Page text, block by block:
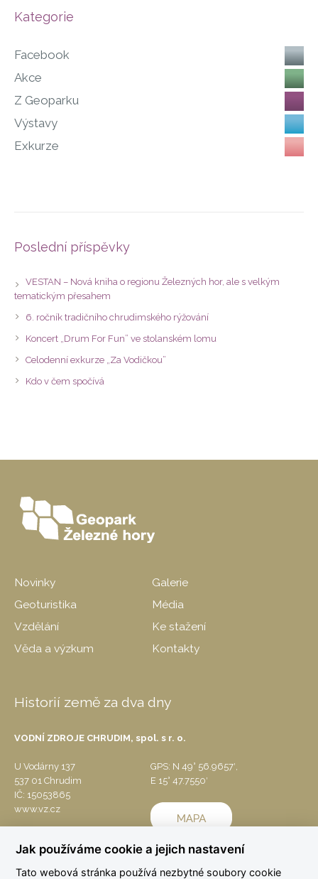
Kategorie
Facebook
Akce
Z Geoparku
Výstavy
Exkurze
Poslední příspěvky
VESTAN – Nová kniha o regionu Železných hor, ale s velkým
tematickým přesahem
6. ročník tradičního chrudimského rýžování
Koncert „Drum For Fun” ve stolanském lomu
Celodenní exkurze „Za Vodičkou”
Kdo v čem spočívá
Novinky
Geoturistika
Vzdělání
Věda a výzkum
Galerie
Média
Ke stažení
Kontakty
Historií země za dva dny
VODNÍ ZDROJE CHRUDIM, spol. s r. o.
U Vodárny 137
537 01 Chrudim
IČ: 15053865
www.vz.cz
GPS: N 49° 56.9657′,
E 15° 47.7550′
Jak používáme cookie a jejich nastavení
Tato webová stránka používá nezbytné soubory cookie